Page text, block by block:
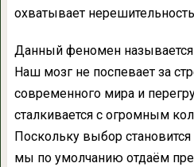
охватывает
Данный феномен
Наш мозг не поспевает за
современного мира и
сталкивается с огромным
Поскольку выбор
мы по умолчанию отдаём